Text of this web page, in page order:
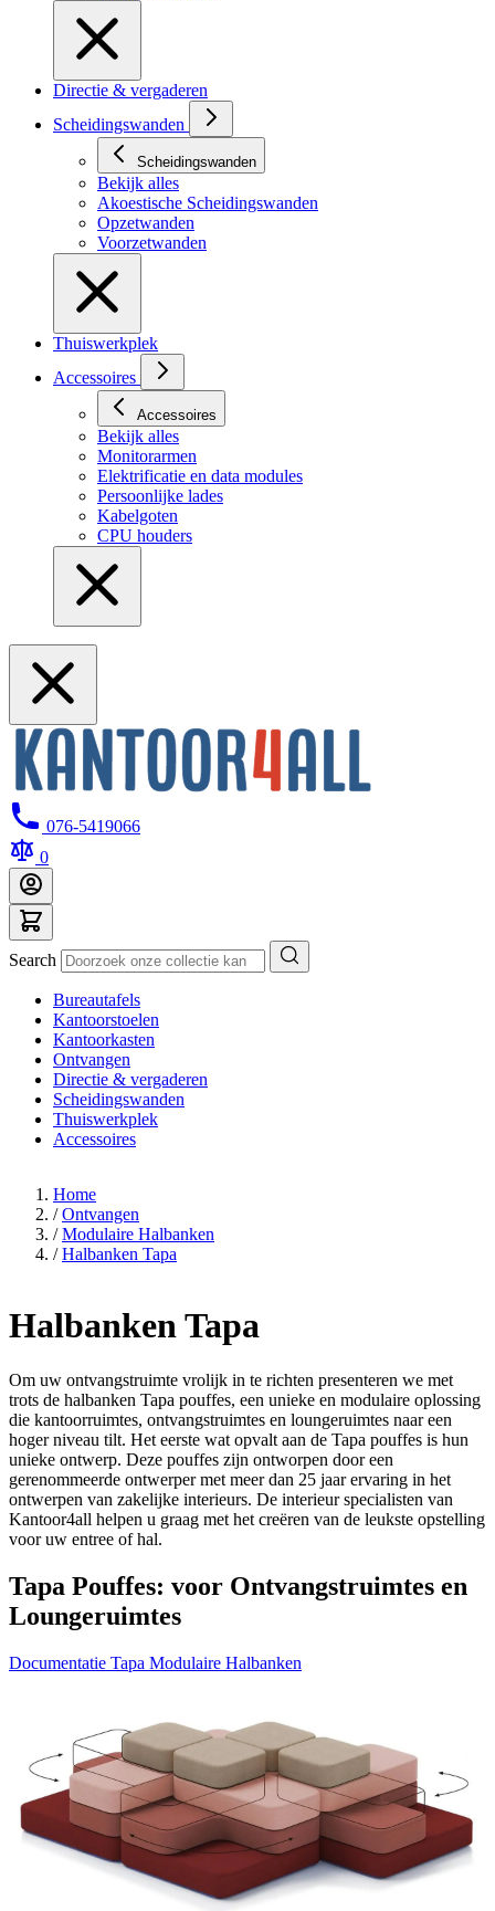
Directie & vergaderen
Scheidingswanden
Scheidingswanden
Bekijk alles
Akoestische Scheidingswanden
Opzetwanden
Voorzetwanden
Thuiswerkplek
Accessoires
Accessoires
Bekijk alles
Monitorarmen
Elektrificatie en data modules
Persoonlijke lades
Kabelgoten
CPU houders
076-5419066
0
Search
Bureautafels
Kantoorstoelen
Kantoorkasten
Ontvangen
Directie & vergaderen
Scheidingswanden
Thuiswerkplek
Accessoires
Home
/ Ontvangen
/ Modulaire Halbanken
/ Halbanken Tapa
Halbanken Tapa
Om uw ontvangstruimte vrolijk in te richten presenteren we met
trots de halbanken Tapa pouffes, een unieke en modulaire oplossing
die kantoorruimtes, ontvangstruimtes en loungeruimtes naar een
hoger niveau tilt. Het eerste wat opvalt aan de Tapa pouffes is hun
unieke ontwerp. Deze pouffes zijn ontworpen door een
gerenommeerde ontwerper met meer dan 25 jaar ervaring in het
ontwerpen van zakelijke interieurs. De interieur specialisten van
Kantoor4all helpen u graag met het creëren van de leukste opstelling
voor uw entree of hal.
Tapa Pouffes: voor Ontvangstruimtes en
Loungeruimtes
Documentatie Tapa Modulaire Halbanken